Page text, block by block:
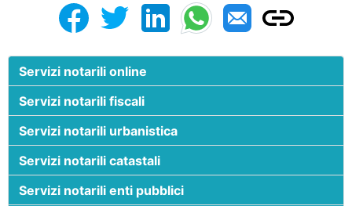
Servizi notarili online
Servizi notarili fiscali
Servizi notarili urbanistica
Servizi notarili catastali
Servizi notarili enti pubblici